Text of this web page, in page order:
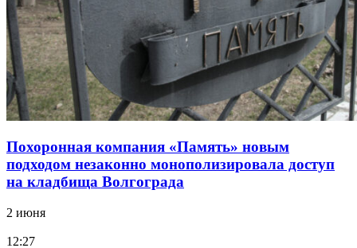
Похоронная компания «Память» новым
подходом незаконно монополизировала доступ
на кладбища Волгограда
2 июня
12:27